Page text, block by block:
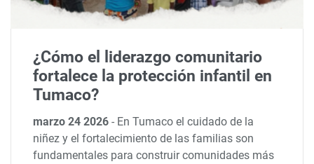
¿Cómo el liderazgo comunitario
fortalece la protección infantil en
Tumaco?
marzo 24 2026- En Tumaco el cuidado de la
niñez y el fortalecimiento de las familias son
fundamentales para construir comunidades más